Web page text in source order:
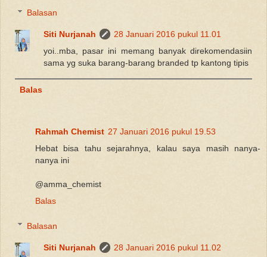
Balasan
Siti Nurjanah
28 Januari 2016 pukul 11.01
yoi..mba, pasar ini memang banyak direkomendasiin
sama yg suka barang-barang branded tp kantong tipis
Balas
Rahmah Chemist 27 Januari 2016 pukul 19.53
Hebat bisa tahu sejarahnya, kalau saya masih nanya-
nanya ini
@amma_chemist
Balas
Balasan
Siti Nurjanah
28 Januari 2016 pukul 11.02